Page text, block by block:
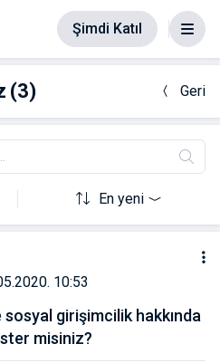
Şimdi Katıl
(3) Geri
En yeni
10:53
girişimcilik hakkında
misiniz?